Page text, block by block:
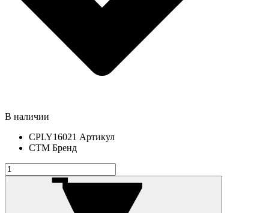
В наличии
CPLY16021 Артикул
СТМ Бренд